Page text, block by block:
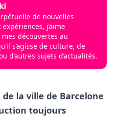
de nouvelles
j’aime
découvertes au
s’agisse de culture, de
d’autres sujets d’actualités.
la ville de Barcelone
toujours